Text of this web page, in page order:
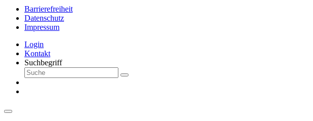
Barrierefreiheit
Datenschutz
Impressum
Login
Kontakt
Suchbegriff